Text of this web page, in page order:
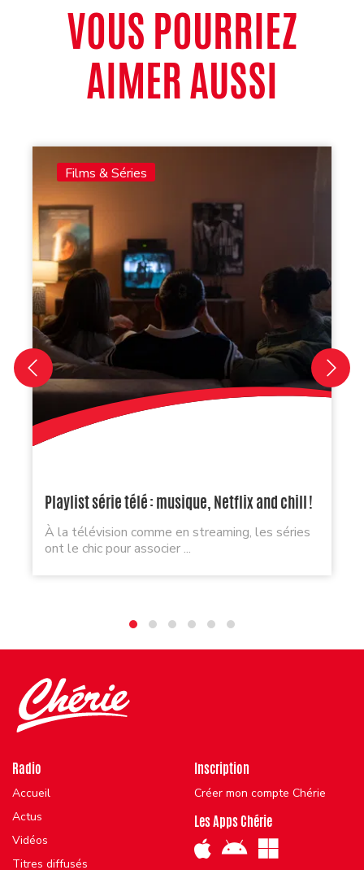
VOUS POURRIEZ
AIMER AUSSI
Films & Séries
Playlist série télé : musique, Netflix and chill !
À la télévision comme en streaming, les séries
ont le chic pour associer ...
Radio
Accueil
Actus
Vidéos
Titres diffusés
Inscription
Créer mon compte Chérie
Les Apps Chérie